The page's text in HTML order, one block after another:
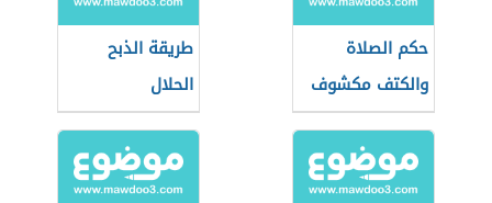
حكم الصلاة
والكتف مكشوف
طريقة الذبح
الحلال